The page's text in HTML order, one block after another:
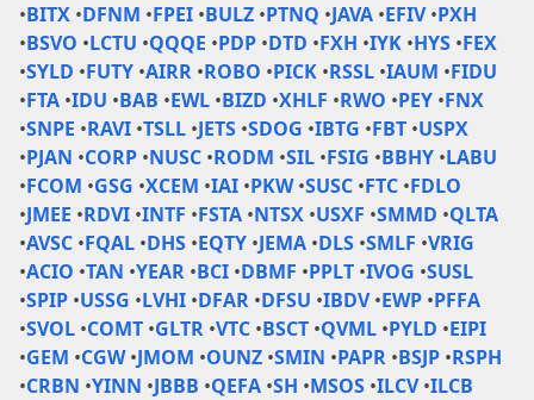
•BITX •DFNM •FPEI •BULZ •PTNQ •JAVA •EFIV •PXH
•BSVO •LCTU •QQQE •PDP •DTD •FXH •IYK •HYS •FEX
•SYLD •FUTY •AIRR •ROBO •PICK •RSSL •IAUM •FIDU
•FTA •IDU •BAB •EWL •BIZD •XHLF •RWO •PEY •FNX
•SNPE •RAVI •TSLL •JETS •SDOG •IBTG •FBT •USPX
•PJAN •CORP •NUSC •RODM •SIL •FSIG •BBHY •LABU
•FCOM •GSG •XCEM •IAI •PKW •SUSC •FTC •FDLO
•JMEE •RDVI •INTF •FSTA •NTSX •USXF •SMMD •QLTA
•AVSC •FQAL •DHS •EQTY •JEMA •DLS •SMLF •VRIG
•ACIO •TAN •YEAR •BCI •DBMF •PPLT •IVOG •SUSL
•SPIP •USSG •LVHI •DFAR •DFSU •IBDV •EWP •PFFA
•SVOL •COMT •GLTR •VTC •BSCT •QVML •PYLD •EIPI
•GEM •CGW •JMOM •OUNZ •SMIN •PAPR •BSJP •RSPH
•CRBN •YINN •JBBB •QEFA •SH •MSOS •ILCV •ILCB